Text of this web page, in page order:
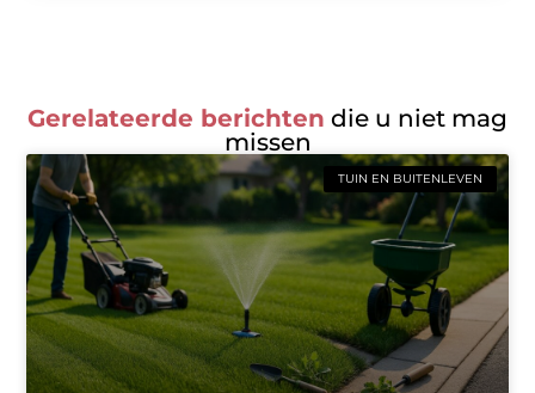
Gerelateerde berichten die u niet mag
missen
TUIN EN BUITENLEVEN